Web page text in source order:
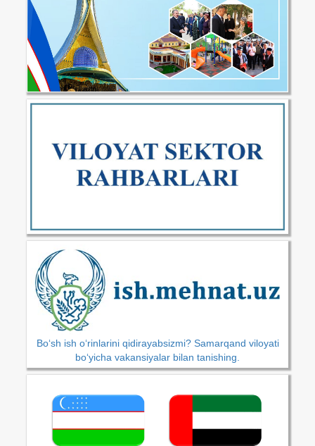
Bo‘sh ish o‘rinlarini qidirayabsizmi? Samarqand viloyati
bo‘yicha vakansiyalar bilan tanishing.